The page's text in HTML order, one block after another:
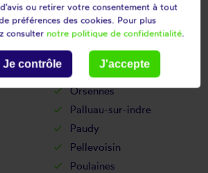
Néret
Neuvy-pailloux
Niherne
Nuret-le-ferron
Orsennes
Palluau-sur-indre
Paudy
Pellevoisin
Poulaines
ou retirer votre consentement à tout
préférences des cookies. Pour plus
consulter notre politique de confidentialité.
Je contrôle J'accepte